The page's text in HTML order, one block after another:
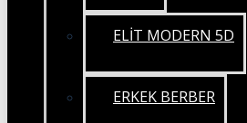
ELİT MODERN 5D
ERKEK BERBER